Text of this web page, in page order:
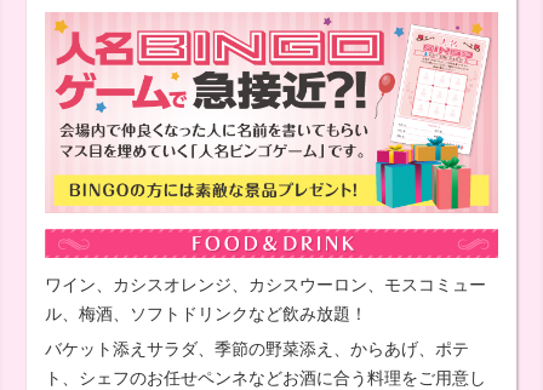
ワイン、カシスオレンジ、カシスウーロン、モスコミュー
ル、梅酒、ソフトドリンクなど飲み放題！
バケット添えサラダ、季節の野菜添え、からあげ、ポテ
ト、シェフのお任せペンネなどお酒に合う料理をご用意し